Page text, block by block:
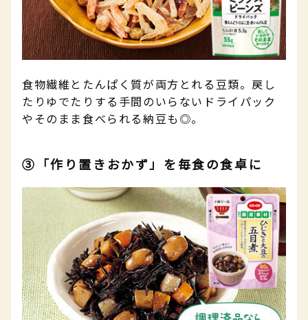
食物繊維とたんぱく質が両方とれる豆類。戻し
たりゆでたりする手間のいらないドライパック
やそのまま食べられる納豆も◎。
③「作り置きおかず」を毎食の食卓に